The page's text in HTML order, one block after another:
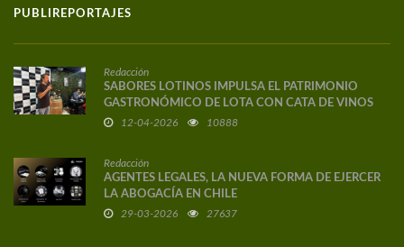
PUBLIREPORTAJES
Redacción
SABORES LOTINOS IMPULSA EL PATRIMONIO
GASTRONÓMICO DE LOTA CON CATA DE VINOS
DE AUTOR
12-04-2026 10888
Redacción
AGENTES LEGALES, LA NUEVA FORMA DE EJERCER
LA ABOGACÍA EN CHILE
29-03-2026 27637